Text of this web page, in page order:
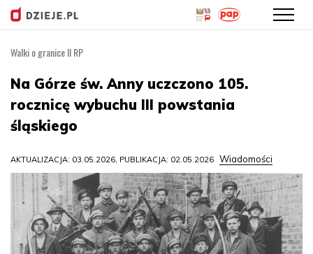
treści
Walki o granice II RP
Na Górze św. Anny uczczono 105.
rocznicę wybuchu III powstania
śląskiego
AKTUALIZACJA: 03.05.2026, PUBLIKACJA: 02.05.2026 Wiadomości